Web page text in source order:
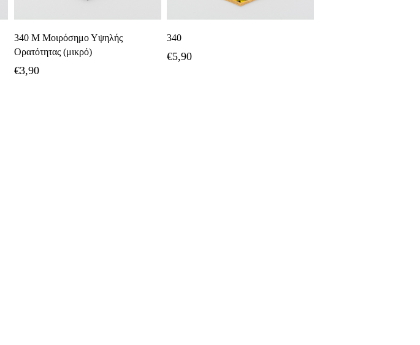
Προσθήκη Στο Καλάθι
340 Μ Μοιρόσημο Υψηλής
Ορατότητας (μικρό)
€3,90
340
€5,90